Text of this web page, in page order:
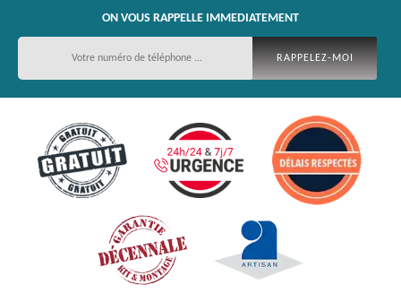
ON VOUS RAPPELLE IMMEDIATEMENT